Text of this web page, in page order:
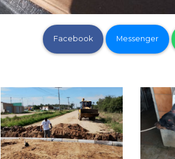
Facebook Messenger